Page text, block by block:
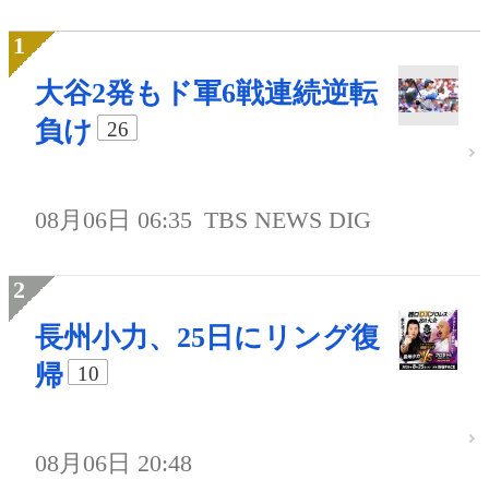
大谷2発もド軍6戦連続逆転
負け
26
08月06日 06:35 TBS NEWS DIG
長州小力、25日にリング復
帰
10
08月06日 20:48